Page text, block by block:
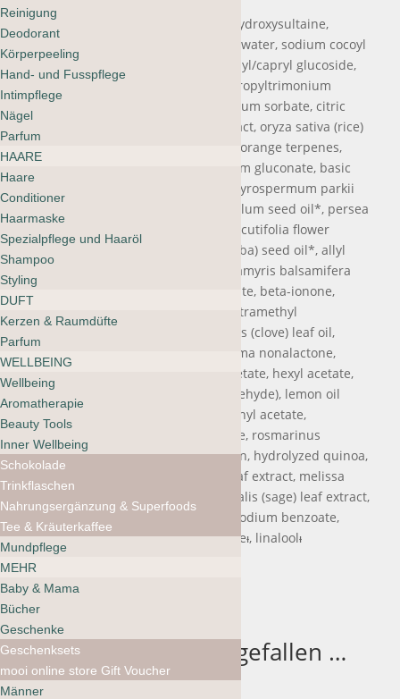
water/aqua/eau
, cocamidopropyl hydroxysultaine,
hamamelis virginiana (witch hazel) water, sodium cocoyl
isethionate, glycerin, alcohol, caprylyl/capryl glucoside,
glyceryl stearate se, guar hydroxypropyltrimonium
chloride, sodium levulinate, potassium sorbate, citric
acid, pyrus malus (apple) fruit extract, oryza sativa (rice)
extract*, 2,6-dimethyl-7-octen-2-ol, orange terpenes,
triethyl citrate, basic blue 99, sodium gluconate, basic
red 76, hydrolyzed rice protein, butyrospermum parkii
(shea) butter*, calophyllum inophyllum seed oil*, persea
gratissima (avocado) oil, plumeria acutifolia flower
extract, simmondsia chinensis (jojoba) seed oil*, allyl
heptoate natural, alpha-terpineol, amyris balsamifera
bark oil, anisaldehyde, benzyl acetate, beta-ionone,
dimethyl heptenal, dodecahydro tetramethyl
naphthofuran, eugenia caryophyllus (clove) leaf oil,
eugenol, gamma decalactone, gamma nonalactone,
gamma undecalactone, hexenyl acetate, hexyl acetate,
hexyl cinnamal (hexyl cinnamic aldehyde), lemon oil
terpenes, methyl benzoate, phenethyl acetate,
phenethyl alcohol, raspberry ketone, rosmarinus
officinalis (rosemary) leaf oil, vanillin, hydrolyzed quinoa,
taraxacum officinale (dandelion) leaf extract, melissa
officinalis leaf extract, salvia officinalis (sage) leaf extract,
coconut acid, sodium isethionate, sodium benzoate,
benzyl alcohol, citronellolᵻ, limoneneᵻ, linaloolᵻ
*Certified Organic
Das könnte dir auch gefallen …
Reinigung
Deodorant
Körperpeeling
Hand- und Fusspflege
Intimpflege
Nägel
Parfum
HAARE
Haare
Conditioner
Haarmaske
Spezialpflege und Haaröl
Shampoo
Styling
DUFT
Kerzen & Raumdüfte
Parfum
WELLBEING
Wellbeing
Aromatherapie
Beauty Tools
Inner Wellbeing
Schokolade
Trinkflaschen
Nahrungsergänzung & Superfoods
Tee & Kräuterkaffee
Mundpflege
MEHR
Baby & Mama
Bücher
Geschenke
Geschenksets
mooi online store Gift Voucher
Männer